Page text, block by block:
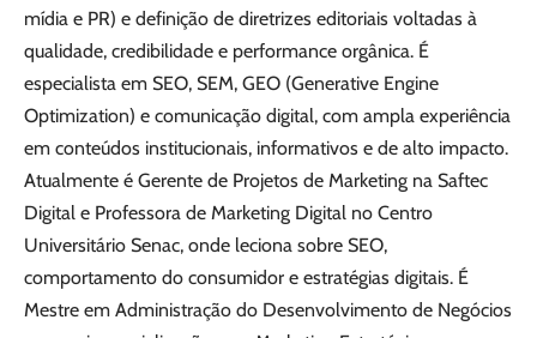
mídia e PR) e definição de diretrizes editoriais voltadas à
qualidade, credibilidade e performance orgânica. É
especialista em SEO, SEM, GEO (Generative Engine
Optimization) e comunicação digital, com ampla experiência
em conteúdos institucionais, informativos e de alto impacto.
Atualmente é Gerente de Projetos de Marketing na Saftec
Digital e Professora de Marketing Digital no Centro
Universitário Senac, onde leciona sobre SEO,
comportamento do consumidor e estratégias digitais. É
Mestre em Administração do Desenvolvimento de Negócios